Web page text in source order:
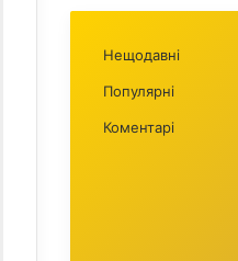
Нещодавні
Популярні
Коментарі